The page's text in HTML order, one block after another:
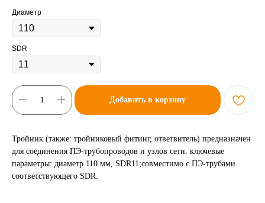
Диаметр
SDR
Добавить в корзину
Тройник (также: тройниковый фитинг, ответвитель) предназначен
для соединения ПЭ-трубопроводов и узлов сети. ключевые
параметры: диаметр 110 мм, SDR11;совместимо с ПЭ-трубами
соответствующего SDR.